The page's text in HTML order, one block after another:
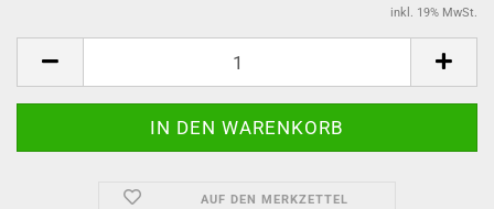
inkl. 19% MwSt.
AUF DEN MERKZETTEL